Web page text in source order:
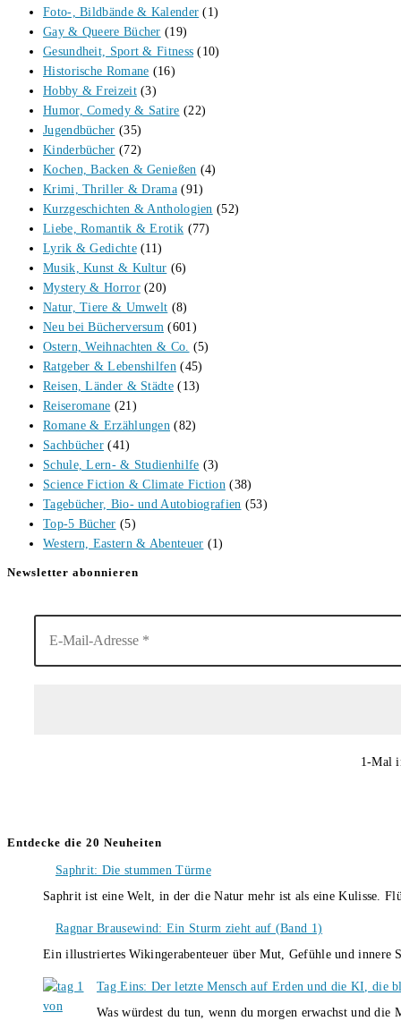
Foto-, Bildbände & Kalender (1)
Gay & Queere Bücher (19)
Gesundheit, Sport & Fitness (10)
Historische Romane (16)
Hobby & Freizeit (3)
Humor, Comedy & Satire (22)
Jugendbücher (35)
Kinderbücher (72)
Kochen, Backen & Genießen (4)
Krimi, Thriller & Drama (91)
Kurzgeschichten & Anthologien (52)
Liebe, Romantik & Erotik (77)
Lyrik & Gedichte (11)
Musik, Kunst & Kultur (6)
Mystery & Horror (20)
Natur, Tiere & Umwelt (8)
Neu bei Bücherversum (601)
Ostern, Weihnachten & Co. (5)
Ratgeber & Lebenshilfen (45)
Reisen, Länder & Städte (13)
Reiseromane (21)
Romane & Erzählungen (82)
Sachbücher (41)
Schule, Lern- & Studienhilfe (3)
Science Fiction & Climate Fiction (38)
Tagebücher, Bio- und Autobiografien (53)
Top-5 Bücher (5)
Western, Eastern & Abenteuer (1)
Newsletter abonnieren
1-Mal
Entdecke die 20 Neuheiten
Saphrit: Die stummen Türme
Saphrit ist eine Welt, in der die Natur mehr ist als eine Kulisse.
Ragnar Brausewind: Ein Sturm zieht auf (Band 1)
Ein illustriertes Wikingerabenteuer über Mut, Gefühle und
Tag Eins: Der letzte Mensch auf Erden und die KI, die
Was würdest du tun, wenn du morgen erwachst und